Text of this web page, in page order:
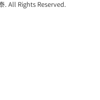
. All Rights Reserved.